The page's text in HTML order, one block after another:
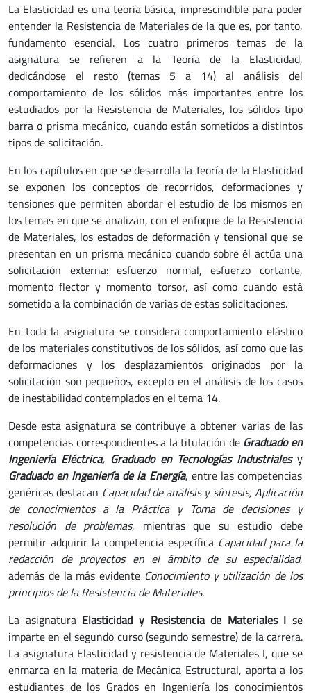
La Elasticidad es una teoría básica, imprescindible para poder
entender la Resistencia de Materiales de la que es, por tanto,
fundamento esencial. Los cuatro primeros temas de la
asignatura se refieren a la Teoría de la Elasticidad,
dedicándose el resto (temas 5 a 14) al análisis del
comportamiento de los sólidos más importantes entre los
estudiados por la Resistencia de Materiales, los sólidos tipo
barra o prisma mecánico, cuando están sometidos a distintos
tipos de solicitación.
En los capítulos en que se desarrolla la Teoría de la Elasticidad
se exponen los conceptos de recorridos, deformaciones y
tensiones que permiten abordar el estudio de los mismos en
los temas en que se analizan, con el enfoque de la Resistencia
de Materiales, los estados de deformación y tensional que se
presentan en un prisma mecánico cuando sobre él actúa una
solicitación externa: esfuerzo normal, esfuerzo cortante,
momento flector y momento torsor, así como cuando está
sometido a la combinación de varias de estas solicitaciones.
En toda la asignatura se considera comportamiento elástico
de los materiales constitutivos de los sólidos, así como que las
deformaciones y los desplazamientos originados por la
solicitación son pequeños, excepto en el análisis de los casos
de inestabilidad contemplados en el tema 14.
Desde esta asignatura se contribuye a obtener varias de las
competencias correspondientes a la titulación de Graduado en
Ingeniería Eléctrica, Graduado en Tecnologías Industriales y
Graduado en Ingeniería de la Energía, entre las competencias
genéricas destacan Capacidad de análisis y síntesis, Aplicación
de conocimientos a la Práctica y Toma de decisiones y
resolución de problemas, mientras que su estudio debe
permitir adquirir la competencia específica Capacidad para la
redacción de proyectos en el ámbito de su especialidad,
además de la más evidente Conocimiento y utilización de los
principios de la Resistencia de Materiales.
La asignatura Elasticidad y Resistencia de Materiales I se
imparte en el segundo curso (segundo semestre) de la carrera.
La asignatura Elasticidad y resistencia de Materiales I, que se
enmarca en la materia de Mecánica Estructural, aporta a los
estudiantes de los Grados en Ingeniería los conocimientos